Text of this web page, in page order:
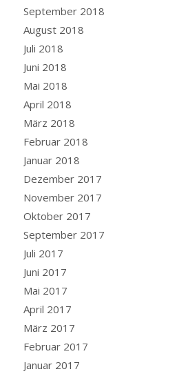
September 2018
August 2018
Juli 2018
Juni 2018
Mai 2018
April 2018
März 2018
Februar 2018
Januar 2018
Dezember 2017
November 2017
Oktober 2017
September 2017
Juli 2017
Juni 2017
Mai 2017
April 2017
März 2017
Februar 2017
Januar 2017